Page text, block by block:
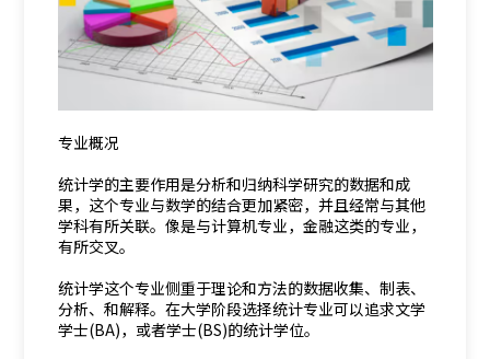
专业概况
统计学的主要作用是分析和归纳科学研究的数据和成
果，这个专业与数学的结合更加紧密，并且经常与其他
学科有所关联。像是与计算机专业，金融这类的专业，
有所交叉。
统计学这个专业侧重于理论和方法的数据收集、制表、
分析、和解释。在大学阶段选择统计专业可以追求文学
学士(BA)，或者学士(BS)的统计学位。